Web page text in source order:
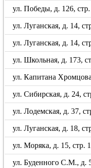
ул. Победы, д. 126, стр.
ул. Луганская, д. 14,
ул. Луганская, д. 14,
ул. Школьная, д. 173,
ул. Капитана
ул. Сибирская, д. 24,
ул. Лодемская, д. 37,
ул. Луганская, д. 18,
ул. Моряка, д. 15, стр.
ул. Буденного С.М., д.